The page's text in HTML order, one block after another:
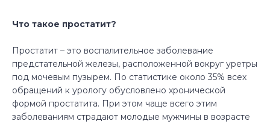
Что такое простатит?
Простатит – это воспалительное заболевание
предстательной железы, расположенной вокруг уретры
под мочевым пузырем. По статистике около 35% всех
обращений к урологу обусловлено хронической
формой простатита. При этом чаще всего этим
заболеваниям страдают молодые мужчины в возрасте